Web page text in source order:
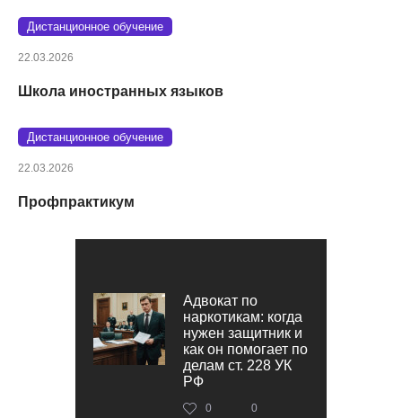
Дистанционное обучение
22.03.2026
Школа иностранных языков
Дистанционное обучение
22.03.2026
Профпрактикум
Адвокат по
наркотикам: когда
нужен защитник и
как он помогает по
делам ст. 228 УК
РФ
0 0